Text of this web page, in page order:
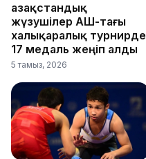
Қазақстандық
жүзушілер АҚШ-тағы
халықаралық турнирде
17 медаль жеңіп алды
5 тамыз, 2026